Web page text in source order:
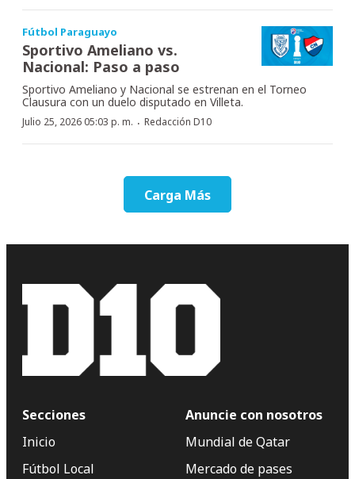
Fútbol Paraguayo
Sportivo Ameliano vs.
Nacional: Paso a paso
Sportivo Ameliano y Nacional se estrenan en el Torneo
Clausura con un duelo disputado en Villeta.
Julio 25, 2026 05:03 p. m. · Redacción D10
Carga Más
Secciones
Inicio
Fútbol Local
Anuncie con nosotros
Mundial de Qatar
Mercado de pases